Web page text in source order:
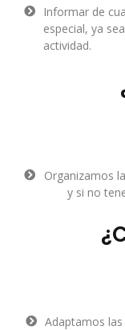
Informar de
especial, ya
actividad.
Organizamos
y si no
Adaptamos